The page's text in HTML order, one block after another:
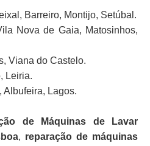
Barreiro, Montijo, Setúbal.
Nova de Gaia, Matosinhos,
Viana do Castelo.
Leiria.
Albufeira, Lagos.
de Máquinas de Lavar
, reparação de máquinas